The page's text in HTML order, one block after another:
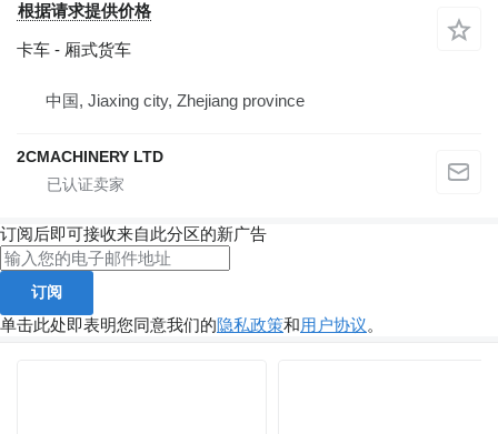
根据请求提供价格
卡车 - 厢式货车
中国, Jiaxing city, Zhejiang province
2CMACHINERY LTD
订阅后即可接收来自此分区的新广告
订阅
单击此处即表明您同意我们的隐私政策和用户协议。